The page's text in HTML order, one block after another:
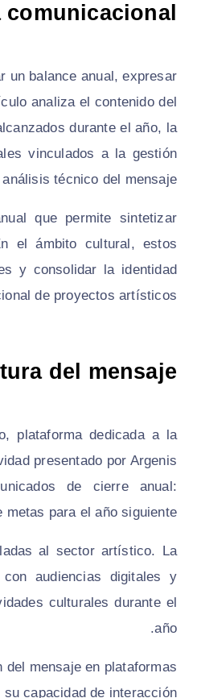
un balance anual, expresar
analiza el contenido del
durante el año, la
vinculados a la gestión
técnico del mensaje.
que permite sintetizar
el ámbito cultural, estos
y consolidar la identidad
de proyectos artísticos.
del mensaje
plataforma dedicada a la
presentado por Argenis
de cierre anual:
para el año siguiente.
al sector artístico. La
audiencias digitales y
culturales durante el
año.
mensaje en plataformas
capacidad de interacción.